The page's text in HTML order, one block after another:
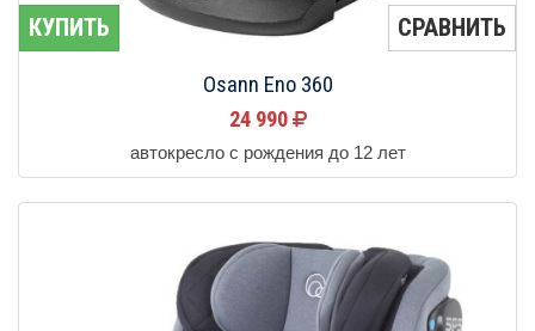
КУПИТЬ СРАВНИТЬ
Osann Eno 360
24 990
автокресло с рождения до 12 лет